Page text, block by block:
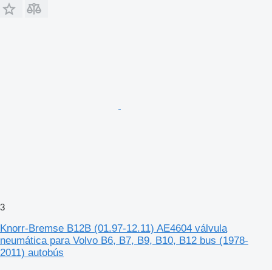
3
Knorr-Bremse B12B (01.97-12.11) AE4604 válvula
neumática para Volvo B6, B7, B9, B10, B12 bus (1978-
2011) autobús